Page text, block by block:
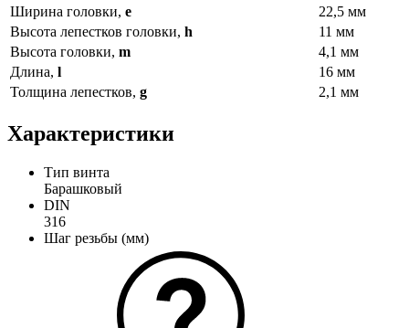
Ширина головки, e
22,5 мм
Высота лепестков головки, h
11 мм
Высота головки, m
4,1 мм
Длина, l
16 мм
Толщина лепестков, g 2,1 мм
Характеристики
Тип винта
Барашковый
DIN
316
Шаг резьбы (мм)